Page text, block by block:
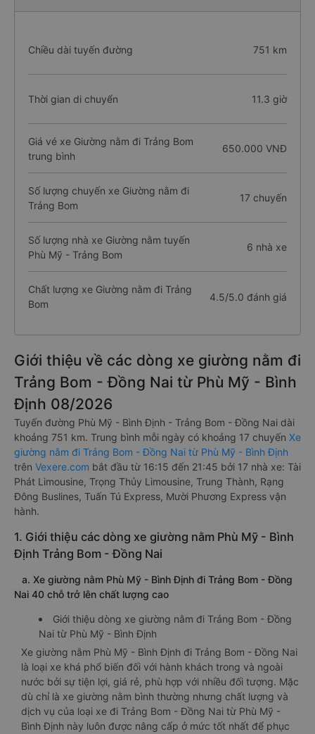
Chiều dài tuyến đường 751 km
Thời gian di chuyển 11.3 giờ
Giá vé xe Giường nằm đi Trảng Bom
trung bình
650.000 VNĐ
Số lượng chuyến xe Giường nằm đi
Trảng Bom
17 chuyến
Số lượng nhà xe Giường nằm tuyến
Phù Mỹ - Trảng Bom
6 nhà xe
Chất lượng xe Giường nằm đi Trảng
Bom
4.5/5.0 đánh giá
Giới thiệu về các dòng xe giường nằm đi
Trảng Bom - Đồng Nai từ Phù Mỹ - Bình
Định 08/2026
Tuyến đường Phù Mỹ - Bình Định - Trảng Bom - Đồng Nai dài
khoảng 751 km. Trung bình mỗi ngày có khoảng 17 chuyến Xe
giường nằm đi Trảng Bom - Đồng Nai từ Phù Mỹ - Bình Định
trên Vexere.com bắt đầu từ 16:15 đến 21:45 bởi 17 nhà xe: Tài
Phát Limousine, Trọng Thủy Limousine, Trung Thành, Rạng
Đông Buslines, Tuấn Tú Express, Mười Phương Express vận
hành.
1. Giới thiệu các dòng xe giường nằm Phù Mỹ - Bình
Định Trảng Bom - Đồng Nai
a. Xe giường nằm Phù Mỹ - Bình Định đi Trảng Bom - Đồng
Nai 40 chỗ trở lên chất lượng cao
Giới thiệu dòng xe giường nằm đi Trảng Bom - Đồng
Nai từ Phù Mỹ - Bình Định
Xe giường nằm Phù Mỹ - Bình Định đi Trảng Bom - Đồng Nai
là loại xe khá phổ biến đối với hành khách trong và ngoài
nước bởi sự tiện lợi, giá rẻ, phù hợp với nhiều đối tượng. Mặc
dù chỉ là xe giường nằm bình thường nhưng chất lượng và
dịch vụ của loại xe đi Trảng Bom - Đồng Nai từ Phù Mỹ -
Bình Định này luôn được nâng cấp ở mức tốt nhất để phục